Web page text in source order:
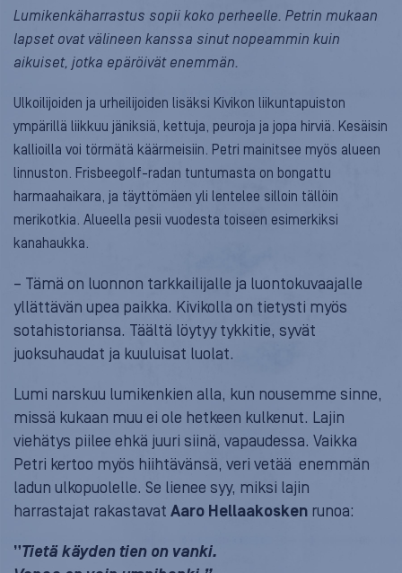
Lumikenkäharrastus sopii koko perheelle. Petrin mukaan
lapset ovat välineen kanssa sinut nopeammin kuin
aikuiset, jotka epäröivät enemmän.
Ulkoilijoiden ja urheilijoiden lisäksi Kivikon liikuntapuiston
ympärillä liikkuu jäniksiä, kettuja, peuroja ja jopa hirviä. Kesäisin
kallioilla voi törmätä käärmeisiin. Petri mainitsee myös alueen
linnuston. Frisbeegolf-radan tuntumasta on bongattu
harmaahaikara, ja täyttömäen yli lentelee silloin tällöin
merikotkia. Alueella pesii vuodesta toiseen esimerkiksi
kanahaukka.
– Tämä on luonnon tarkkailijalle ja luontokuvaajalle
yllättävän upea paikka. Kivikolla on tietysti myös
sotahistoriansa. Täältä löytyy tykkitie, syvät
juoksuhaudat ja kuuluisat luolat.
Lumi narskuu lumikenkien alla, kun nousemme sinne,
missä kukaan muu ei ole hetkeen kulkenut. Lajin
viehätys piilee ehkä juuri siinä, vapaudessa. Vaikka
Petri kertoo myös hiihtävänsä, veri vetää enemmän
ladun ulkopuolelle. Se lienee syy, miksi lajin
harrastajat rakastavat Aaro Hellaakosken runoa:
”Tietä käyden tien on vanki.